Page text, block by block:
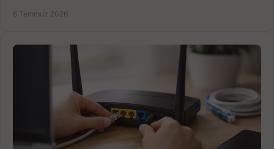
6 Temmuz 2026